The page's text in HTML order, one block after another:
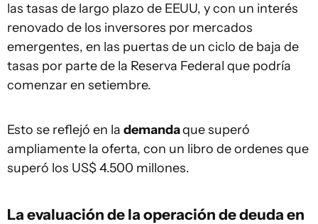
las tasas de largo plazo de EEUU, y con un interés
renovado de los inversores por mercados
emergentes, en las puertas de un ciclo de baja de
tasas por parte de la Reserva Federal que podría
comenzar en setiembre.
Esto se reflejó en la demandaque superó
ampliamente la oferta, con un libro de ordenes que
superó los US$ 4.500 millones.
La evaluación de la operación de deuda en